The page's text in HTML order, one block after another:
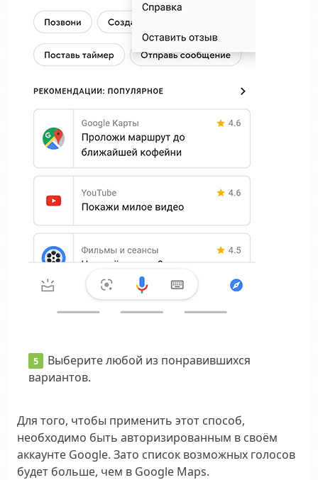
Выберите любой из понравившихся
вариантов.
Для того, чтобы применить этот способ,
необходимо быть авторизированным в своём
аккаунте Google. Зато список возможных голосов
будет больше, чем в Google Maps.